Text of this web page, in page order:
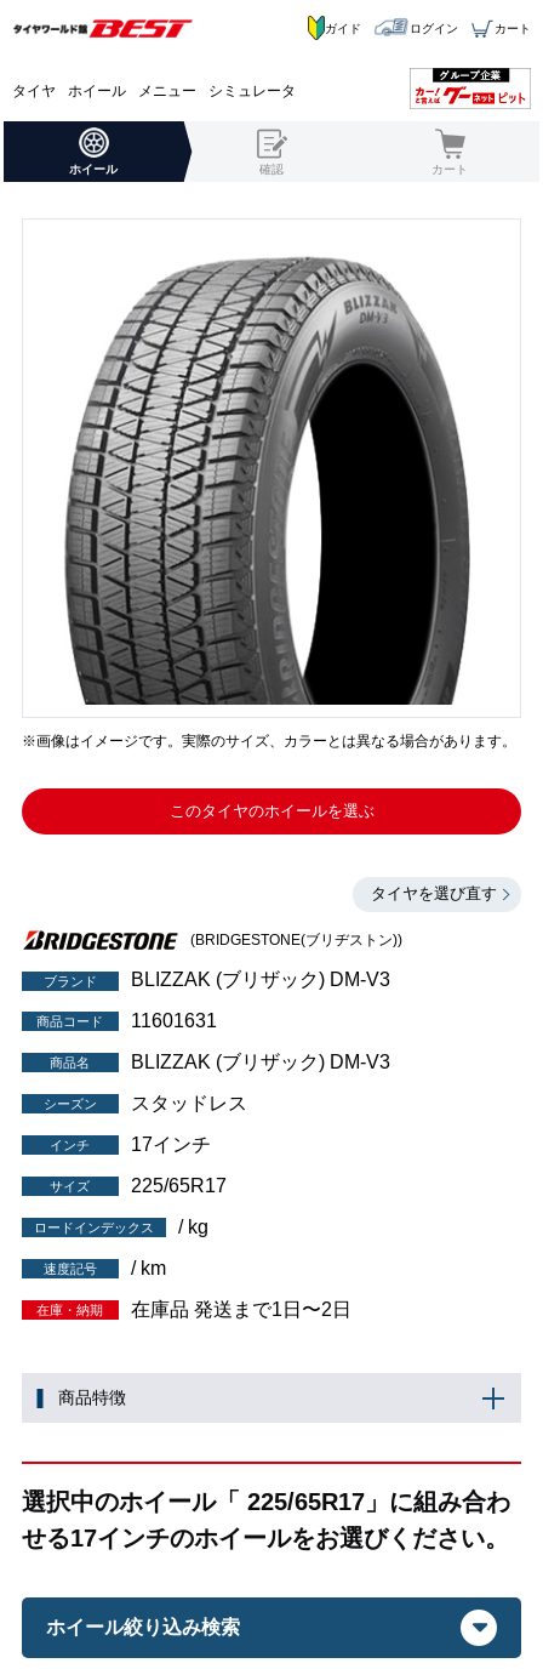
タイヤ ホイール メニュー シミュレータ
ガイド ログイン カート
ホイール 確認 カート
※画像はイメージです。実際のサイズ、カラーとは異なる場合があります。
このタイヤのホイールを選ぶ
タイヤを選び直す
(BRIDGESTONE(ブリヂストン))
ブランド BLIZZAK (ブリザック) DM-V3
商品コード 11601631
商品名 BLIZZAK (ブリザック) DM-V3
シーズン スタッドレス
インチ 17インチ
サイズ 225/65R17
ロードインデックス / kg
速度記号 / km
在庫・納期 在庫品 発送まで1日〜2日
商品特徴
選択中のホイール「 225/65R17」に組み合わ
せる17インチのホイールをお選びください。
ホイール絞り込み検索